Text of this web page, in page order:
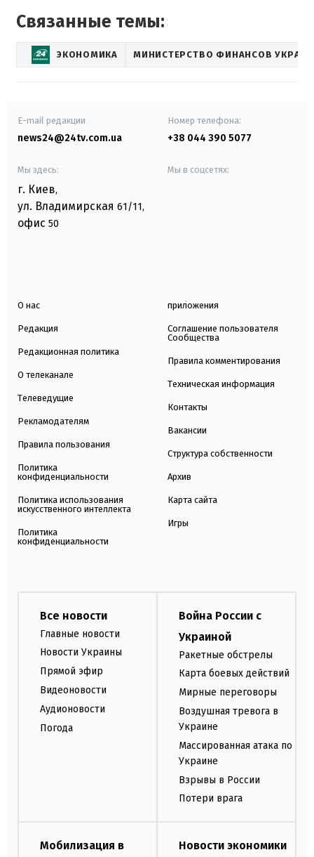
Связанные темы:
ЭКОНОМИКА МИНИСТЕРСТВО ФИНАНСОВ
E-mail редакции
news24@24tv.com.ua
Номер телефона:
+38 044 390 5077
Мы здесь:
г. Киев,
ул. Владимирская 61/11,
офис 50
Мы в соцсетях:
О нас
Редакция
Редакционная политика
О телеканале
Телеведущие
Рекламодателям
Правила пользования
Политика
конфиденциальности
Политика использования
искусственного интеллекта
Политика
конфиденциальности
приложения
Соглашение пользователя
Сообщества
Правила комментирования
Техническая информация
Контакты
Вакансии
Структура собственности
Архив
Карта сайта
Игры
Все новости
Главные новости
Новости Украины
Прямой эфир
Видеоновости
Аудионовости
Погода
Война России с
Украиной
Ракетные обстрелы
Карта боевых действий
Мирные переговоры
Воздушная тревога в
Украине
Массированная атака по
Украине
Взрывы в России
Потери врага
Мобилизация в
Новости экономики